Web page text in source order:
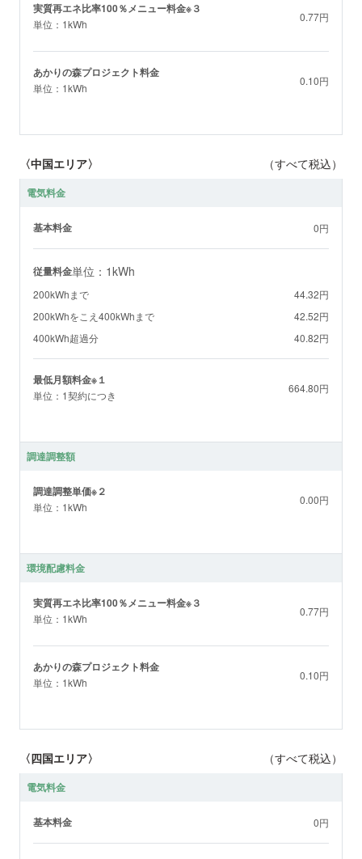
実質再エネ比率100％メニュー料金※３
単位：1kWh
0.77円
あかりの森プロジェクト料金
単位：1kWh
0.10円
〈中国エリア〉 （すべて税込）
電気料金
基本料金 0円
従量料金単位：1kWh
200kWhまで
44.32円
200kWhをこえ400kWhまで
42.52円
400kWh超過分
40.82円
最低月額料金※１
単位：1契約につき
664.80円
調達調整額
調達調整単価※２
単位：1kWh
0.00円
環境配慮料金
実質再エネ比率100％メニュー料金※３
単位：1kWh
0.77円
あかりの森プロジェクト料金
単位：1kWh
0.10円
〈四国エリア〉 （すべて税込）
電気料金
基本料金 0円